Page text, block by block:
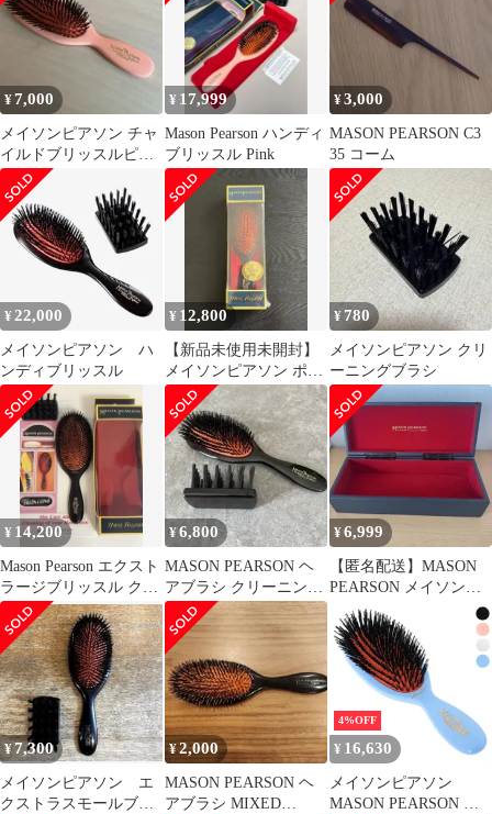
¥7,000
メイソンピアソン チャ
イルドブリッスルピン
ク
¥ 17,999
Mason Pearson ハンディ
ブリッスル Pink
¥3,000
MASON PEARSON C3
35 コーム
¥ 22,000
メイソンピアソン ハ
ンディブリッスル
¥ 12,800
【新品未使用未開封】
メイソンピアソン ポケ
ットブリッスル 正規輸
入品
¥780
メイソンピアソン クリ
ーニングブラシ
¥ 14,200
Mason Pearson エクスト
ラージブリッスル クリ
ーニングブラシ付
¥6,800
MASON PEARSON ヘ
アブラシ クリーニング
ブラシ付き
¥6,999
【匿名配送】MASON
PEARSON メイソンピ
アソン ヘアブラシ 専用
BOX
¥7,300
メイソンピアソン エ
クストラスモールブリ
¥2,000
MASON PEARSON ヘ
アブラシ MIXED
4%OFF
¥ 16,630
メイソンピアソン
MASON PEARSON ヘ